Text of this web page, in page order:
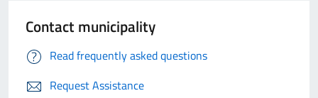
Contact municipality
Read frequently asked questions
Request Assistance